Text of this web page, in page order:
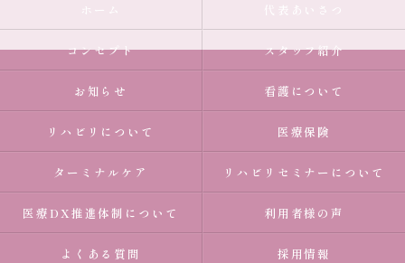
ホーム 代表あいさつ
コンセプト スタッフ紹介
お知らせ 看護について
リハビリについて 医療保険
ターミナルケア リハビリセミナーについて
医療DX推進体制について 利用者様の声
よくある質問 採用情報